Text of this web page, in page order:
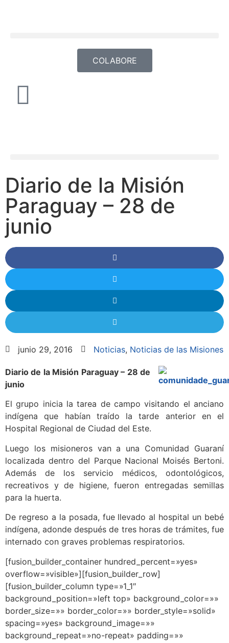
COLABORE
Diario de la Misión
Paraguay – 28 de
junio
junio 29, 2016 Noticias, Noticias de las Misiones
Diario de la Misión Paraguay – 28 de
junio
El grupo inicia la tarea de campo visitando el anciano
indígena que habían traído la tarde anterior en el
Hospital Regional de Ciudad del Este.
Luego los misioneros van a una Comunidad Guaraní
localizada dentro del Parque Nacional Moisés Bertoni.
Además de los servicio médicos, odontológicos,
recreativos y de higiene, fueron entregadas semillas
para la huerta.
De regreso a la posada, fue llevado al hospital un bebé
indígena, adonde después de tres horas de trámites, fue
internado con graves problemas respiratorios.
[fusion_builder_container hundred_percent=»yes»
overflow=»visible»][fusion_builder_row]
[fusion_builder_column type=»1_1″
background_position=»left top» background_color=»»
border_size=»» border_color=»» border_style=»solid»
spacing=»yes» background_image=»»
background_repeat=»no-repeat» padding=»»